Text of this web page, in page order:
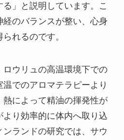
」と説明しています。こ
のバランスが整い、心身
れるのです。
ロウリュの高温環境下での
でのアロマテラピーより
によって精油の揮発性が
り効率的に体内へ取り込
ンランドの研究では、サウ